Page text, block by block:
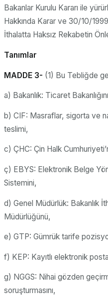
Bakanlar Kurulu Kararı ile
Hakkında Karar ve 30/10/
İthalatta Haksız Rekabetin
Tanımlar
MADDE 3- (1) Bu Tebliğde
a) Bakanlık: Ticaret
b) CIF: Masraflar, sigorta ve
teslimi,
c) ÇHC: Çin Halk
ç) EBYS: Elektronik Belge
Sistemini,
d) Genel Müdürlük: Bakanlık
Müdürlüğünü,
e) GTP: Gümrük tarife
f) KEP: Kayıtlı elektronik
g) NGGS: Nihai gözden
soruşturmasını,